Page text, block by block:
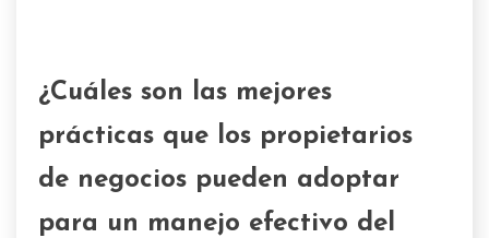
¿Cuáles son las mejores
prácticas que los propietarios
de negocios pueden adoptar
para un manejo efectivo del